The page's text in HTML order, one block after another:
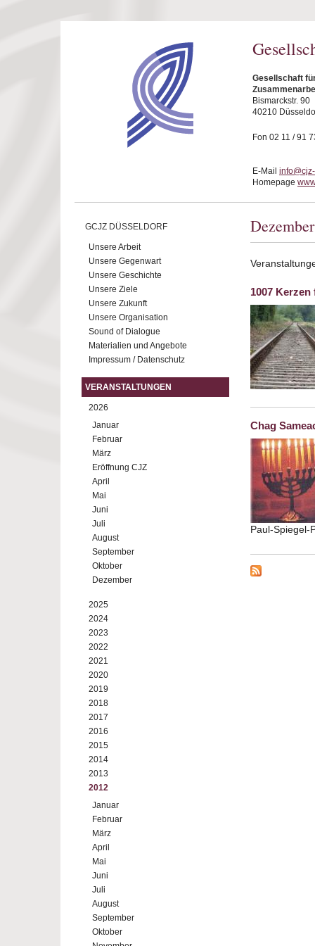
Gesellschaft
Bismarckstr. 90
40210
Fon 02 11 / 91
E-Mail
Homepage
GCJZ DÜSSELDORF
Unsere Arbeit
Unsere Gegenwart
Unsere Geschichte
Unsere Ziele
Unsere Zukunft
Unsere Organisation
Sound of Dialogue
Materialien und Angebote
Impressum / Datenschutz
VERANSTALTUNGEN
2026
Januar
Februar
März
Eröffnung CJZ
April
Mai
Juni
Juli
August
September
Oktober
Dezember
2025
2024
2023
2022
2021
2020
2019
2018
2017
2016
2015
2014
2013
2012
Januar
Februar
März
April
Mai
Juni
Juli
August
September
Oktober
1007 Kerzen
Chag
Paul-Spiegel-